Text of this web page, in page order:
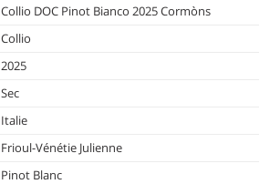
Collio DOC Pinot Bianco 2025 Cormòns
Collio
2025
Sec
Italie
Frioul-Vénétie Julienne
Pinot Blanc